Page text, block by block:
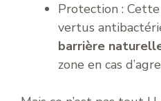
Protection :
vertus
barrière
zone en cas